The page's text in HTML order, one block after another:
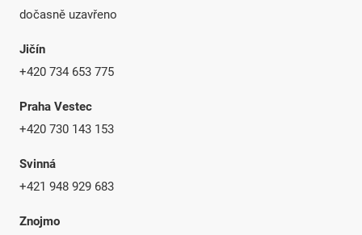
dočasně uzavřeno
Jičín
+420 734 653 775
Praha Vestec
+420 730 143 153
Svinná
+421 948 929 683
Znojmo